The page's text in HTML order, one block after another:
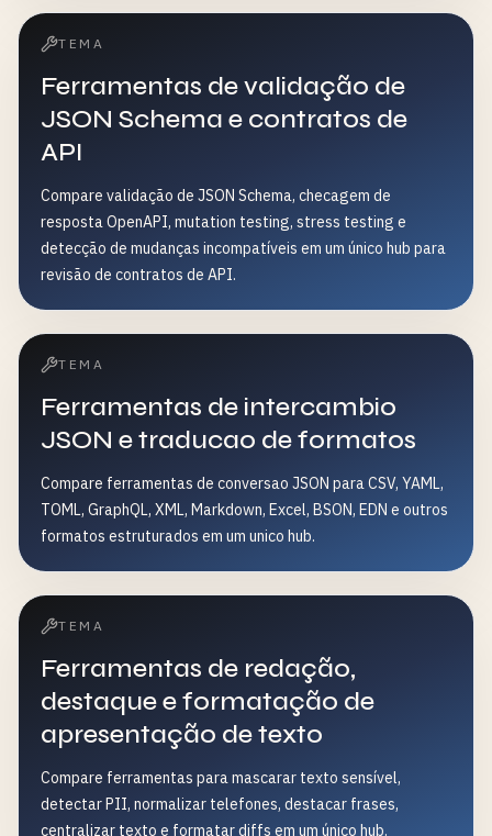
TEMA
Ferramentas de validação de
JSON Schema e contratos de
API
Compare validação de JSON Schema, checagem de
resposta OpenAPI, mutation testing, stress testing e
detecção de mudanças incompatíveis em um único hub para
revisão de contratos de API.
TEMA
Ferramentas de intercambio
JSON e traducao de formatos
Compare ferramentas de conversao JSON para CSV, YAML,
TOML, GraphQL, XML, Markdown, Excel, BSON, EDN e outros
formatos estruturados em um unico hub.
TEMA
Ferramentas de redação,
destaque e formatação de
apresentação de texto
Compare ferramentas para mascarar texto sensível,
detectar PII, normalizar telefones, destacar frases,
centralizar texto e formatar diffs em um único hub.